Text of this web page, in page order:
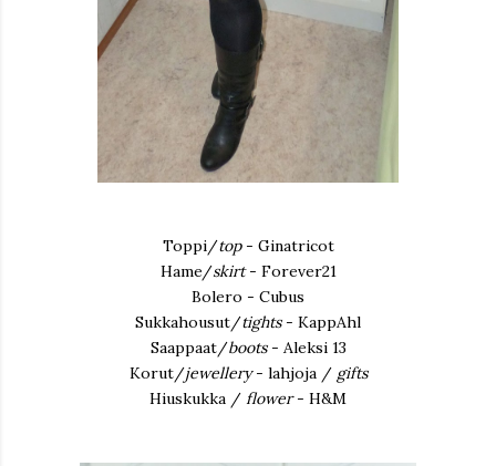
Toppi/top- Ginatricot
Hame/skirt- Forever21
Bolero - Cubus
Sukkahousut/tights- KappAhl
Saappaat/boots- Aleksi 13
Korut/jewellery- lahjoja / gifts
Hiuskukka / flower- H&M